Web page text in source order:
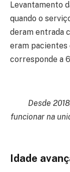
Levantamento
quando o
deram entrada
eram pacientes
corresponde a
Desde
funcionar na
Idade